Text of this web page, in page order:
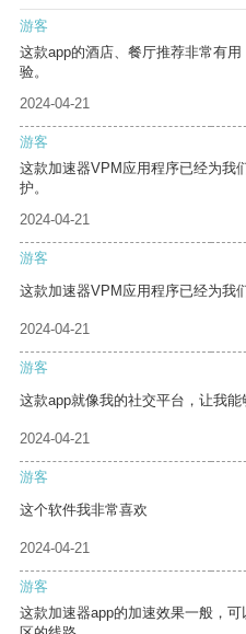
游客
这款app的酒店、餐厅推荐非常有
验。
2024-04-21
游客
这款加速器VPM应用程序已经为我
护。
2024-04-21
游客
这款加速器VPM应用程序已经为我
2024-04-21
游客
这款app就像我的社交平台，让我能
2024-04-21
游客
这个软件我非常喜欢
2024-04-21
游客
这款加速器app的加速效果一般，